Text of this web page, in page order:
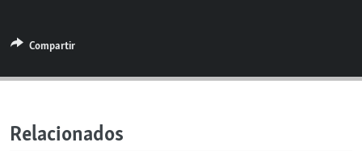
LA INVASIÓN DE RUSIA A UCRANIA
Compartir
Relacionados